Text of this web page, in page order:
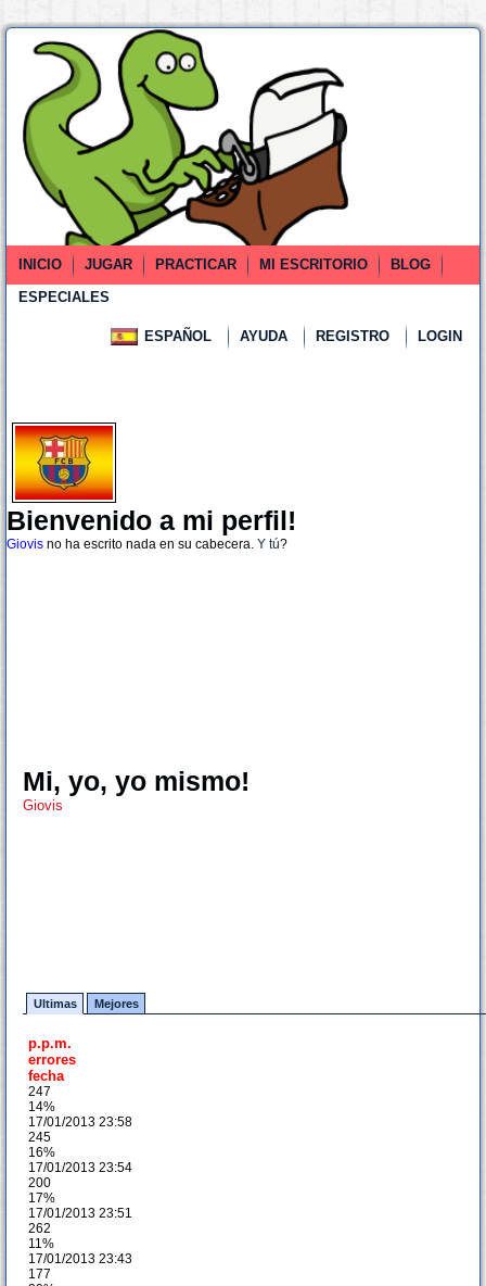
INICIO JUGAR PRACTICAR MI ESCRITORIO
BLOG
ESPECIALES
ESPAÑOL AYUDA REGISTRO LOGIN
Bienvenido a mi perfil!
Giovis no ha escrito nada en su cabecera. Y tú?
Mi, yo, yo mismo!
Giovis
Ultimas Mejores
p.p.m.
errores
fecha
247
14%
17/01/2013 23:58
245
16%
17/01/2013 23:54
200
17%
17/01/2013 23:51
262
11%
17/01/2013 23:43
177